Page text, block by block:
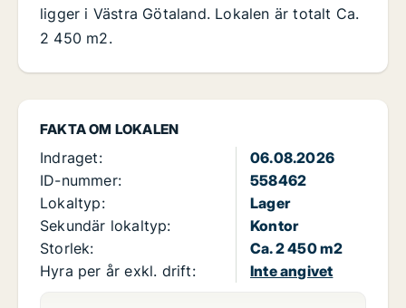
FAKTA OM LOKALEN
Indraget:
06.08.2026
ID-nummer:
558462
Lokaltyp:
Lager
Sekundär lokaltyp:
Kontor
Storlek:
Ca. 2 450 m2
Hyra per år exkl. drift:
Inte angivet
ligger i Västra Götaland. Lokalen är totalt Ca.
2 450 m2.